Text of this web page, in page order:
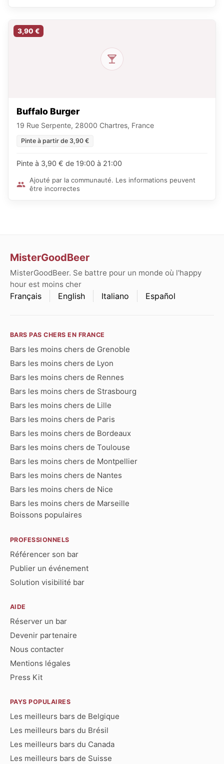
3,90 €
Buffalo Burger
19 Rue Serpente, 28000 Chartres, France
Pinte à partir de 3,90 €
Pinte à 3,90 € de 19:00 à 21:00
Ajouté par la communauté. Les informations peuvent
être incorrectes
MisterGoodBeer
MisterGoodBeer. Se battre pour un monde où l'happy
hour est moins cher
Français English Italiano Español
BARS PAS CHERS EN FRANCE
Bars les moins chers de Grenoble
Bars les moins chers de Lyon
Bars les moins chers de Rennes
Bars les moins chers de Strasbourg
Bars les moins chers de Lille
Bars les moins chers de Paris
Bars les moins chers de Bordeaux
Bars les moins chers de Toulouse
Bars les moins chers de Montpellier
Bars les moins chers de Nantes
Bars les moins chers de Nice
Bars les moins chers de Marseille
Boissons populaires
PROFESSIONNELS
Référencer son bar
Publier un événement
Solution visibilité bar
AIDE
Réserver un bar
Devenir partenaire
Nous contacter
Mentions légales
Press Kit
PAYS POPULAIRES
Les meilleurs bars de Belgique
Les meilleurs bars du Brésil
Les meilleurs bars du Canada
Les meilleurs bars de Suisse